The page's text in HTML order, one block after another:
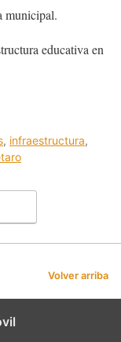
municipal.
educativa en
, infraestructura,
Volver arriba